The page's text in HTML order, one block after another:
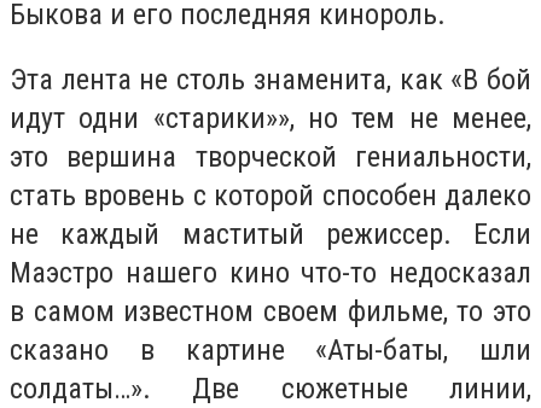
Быкова и его последняя кинороль.
Эта лента не столь знаменита, как «В бой
идут одни «старики»», но тем не менее,
это вершина творческой гениальности,
стать вровень с которой способен далеко
не каждый маститый режиссер. Если
Маэстро нашего кино что-то недосказал
в самом известном своем фильме, то это
сказано в картине «Аты-баты, шли
солдаты…». Две сюжетные линии,